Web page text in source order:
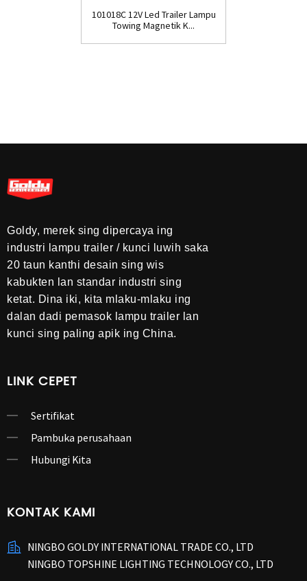
101018C 12V Led Trailer Lampu
Towing Magnetik K...
Goldy, merek sing dipercaya ing
industri lampu trailer / kunci luwih saka
20 taun kanthi desain sing wis
kabukten lan standar industri sing
ketat. Dina iki, kita mlaku-mlaku ing
dalan dadi pemasok lampu trailer lan
kunci sing paling apik ing China.
LINK CEPET
Sertifikat
Pambuka perusahaan
Hubungi Kita
KONTAK KAMI
NINGBO GOLDY INTERNATIONAL TRADE CO., LTD
NINGBO TOPSHINE LIGHTING TECHNOLOGY CO., LTD